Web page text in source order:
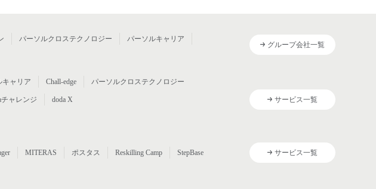
パーソルクロステクノロジー
パーソルキャリア
グループ会社一覧
キャリア Chall-edge パーソルクロステクノロジー
チャレンジ doda X サービス一覧
MITERAS ポスタス Reskilling Camp StepBase サービス一覧